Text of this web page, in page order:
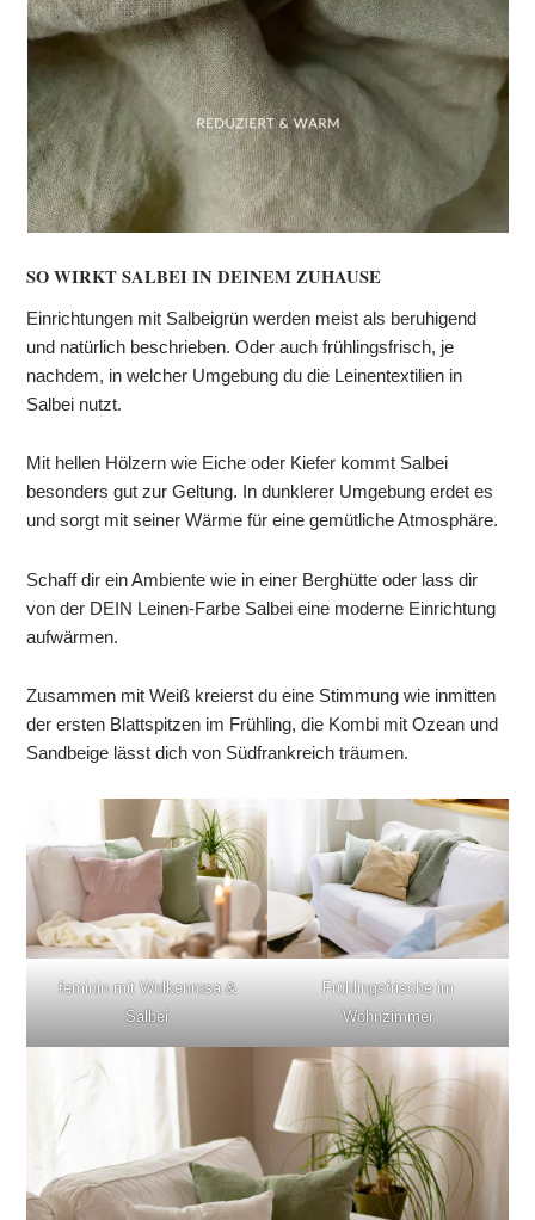
SO WIRKT SALBEI IN DEINEM ZUHAUSE
Einrichtungen mit Salbeigrün werden meist als beruhigend
und natürlich beschrieben. Oder auch frühlingsfrisch, je
nachdem, in welcher Umgebung du die Leinentextilien in
Salbei nutzt.
Mit hellen Hölzern wie Eiche oder Kiefer kommt Salbei
besonders gut zur Geltung. In dunklerer Umgebung erdet es
und sorgt mit seiner Wärme für eine gemütliche Atmosphäre.
Schaff dir ein Ambiente wie in einer Berghütte oder lass dir
von der DEIN Leinen-Farbe Salbei eine moderne Einrichtung
aufwärmen.
Zusammen mit Weiß kreierst du eine Stimmung wie inmitten
der ersten Blattspitzen im Frühling, die Kombi mit Ozean und
Sandbeige lässt dich von Südfrankreich träumen.
feminin mit Wolkenrosa &
Salbei
Frühlingsfrische im
Wohnzimmer